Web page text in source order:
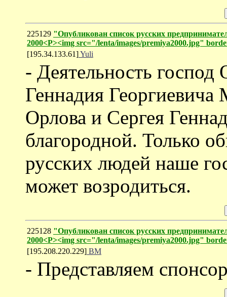
225129 "Опубликован список русских
2000<P><img src="/lenta/images/premiya2000.jpg"
[195.34.133.61]Yuli
- Деятельность
Геннадия
Орлова и Сергея
благородной. Только
русских людей наше
может возродиться.
225128 "Опубликован список русских
2000<P><img src="/lenta/images/premiya2000.jpg"
[195.208.220.229] ВМ
- Представляем